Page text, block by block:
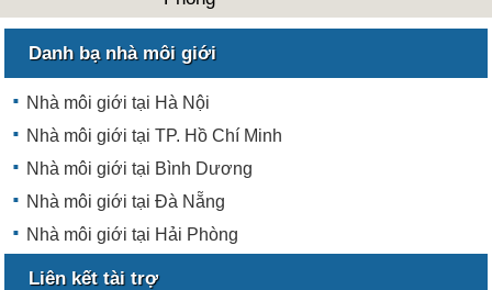
Danh bạ nhà môi giới
Nhà môi giới tại Hà Nội
Nhà môi giới tại TP. Hồ Chí Minh
Nhà môi giới tại Bình Dương
Nhà môi giới tại Đà Nẵng
Nhà môi giới tại Hải Phòng
Liên kết tài trợ